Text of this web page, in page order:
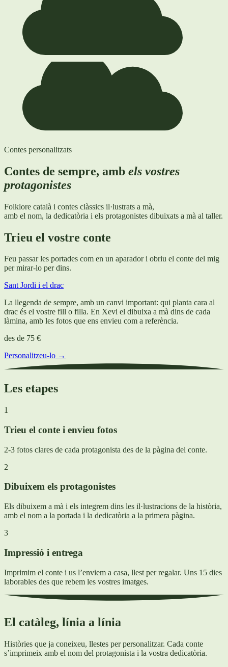
Contes personalitzats
Contes de sempre, amb els vostres
protagonistes
Folklore català i contes clàssics il·lustrats a mà,
amb el nom, la dedicatòria i els protagonistes dibuixats a mà al taller.
Trieu el vostre conte
Feu passar les portades com en un aparador i obriu el conte del mig
per mirar-lo per dins.
Sant Jordi i el drac
La llegenda de sempre, amb un canvi important: qui planta cara al
drac és el vostre fill o filla. En Xevi el dibuixa a mà dins de cada
làmina, amb les fotos que ens envieu com a referència.
des de 75 €
Personalitzeu-lo →
Les etapes
1
Trieu el conte i envieu fotos
2-3 fotos clares de cada protagonista des de la pàgina del conte.
2
Dibuixem els protagonistes
Els dibuixem a mà i els integrem dins les il·lustracions de la història,
amb el nom a la portada i la dedicatòria a la primera pàgina.
3
Impressió i entrega
Imprimim el conte i us l’enviem a casa, llest per regalar. Uns 15 dies
laborables des que rebem les vostres imatges.
El catàleg, línia a línia
Històries que ja coneixeu, llestes per personalitzar. Cada conte
s’imprimeix amb el nom del protagonista i la vostra dedicatòria.